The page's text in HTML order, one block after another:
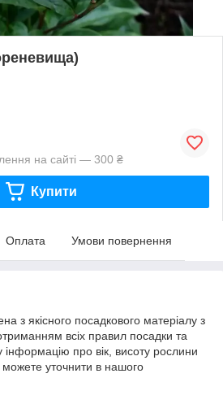
на сайті — 300 ₴
Купити
Оплата Умови повернення
з якісного посадкового матеріалу з
всіх правил посадки та
про вік, висоту рослини
уточнити в нашого